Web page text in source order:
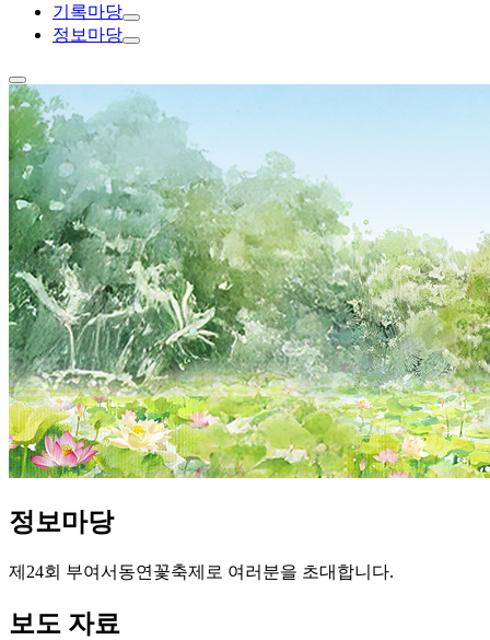
기 록마당
정 보 마당
정보마당
제24회 부여서동연꽃축제로 여러분을 초대합니다.
보도 자료